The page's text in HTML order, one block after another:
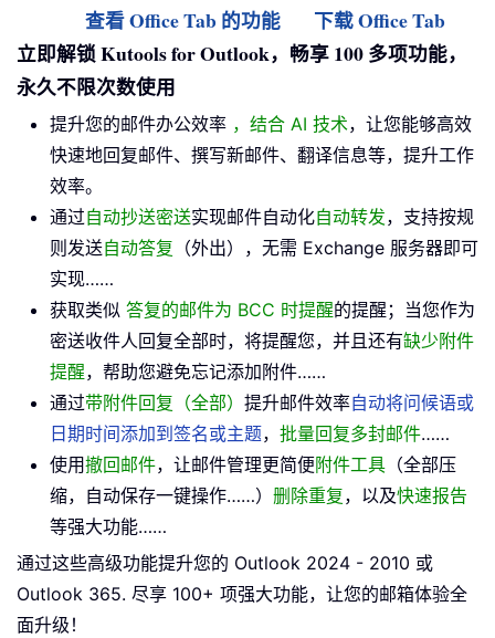
查看 Office Tab 的功能
下载 Office Tab
立即解锁 Kutools for Outlook，畅享 100 多项功能，
永久不限次数使用
提升您的邮件办公效率 ，结合 AI 技术，让您能够高效
快速地回复邮件、撰写新邮件、翻译信息等，提升工作
效率。
通过自动抄送密送实现邮件自动化自动转发，支持按规
则发送自动答复 （外出），无需 Exchange 服务器即可
实现……
获取类似 答复的邮件为 BCC 时提醒的提醒；当您作为
密送收件人回复全部时，将提醒您，并且还有缺少附件
提醒，帮助您避免忘记添加附件……
通过带附件回复（全部） 提升邮件效率自动将问候语或
日期时间添加到签名或主题， 批量回复多封邮件……
使用撤回邮件，让邮件管理更简便附件工具 （全部压
缩，自动保存一键操作……） 删除重复，以及快速报告
等强大功能……
通过这些高级功能提升您的 Outlook 2024 - 2010 或
Outlook 365. 尽享 100+ 项强大功能，让您的邮箱体验全
面升级！